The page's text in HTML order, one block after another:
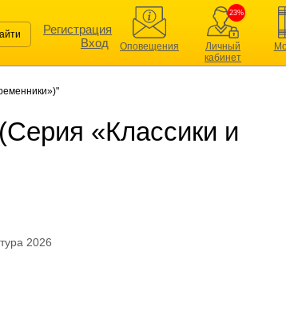
Регистрация
Вход
Оповещения
23%
Личный
кабинет
«Классики и
2026